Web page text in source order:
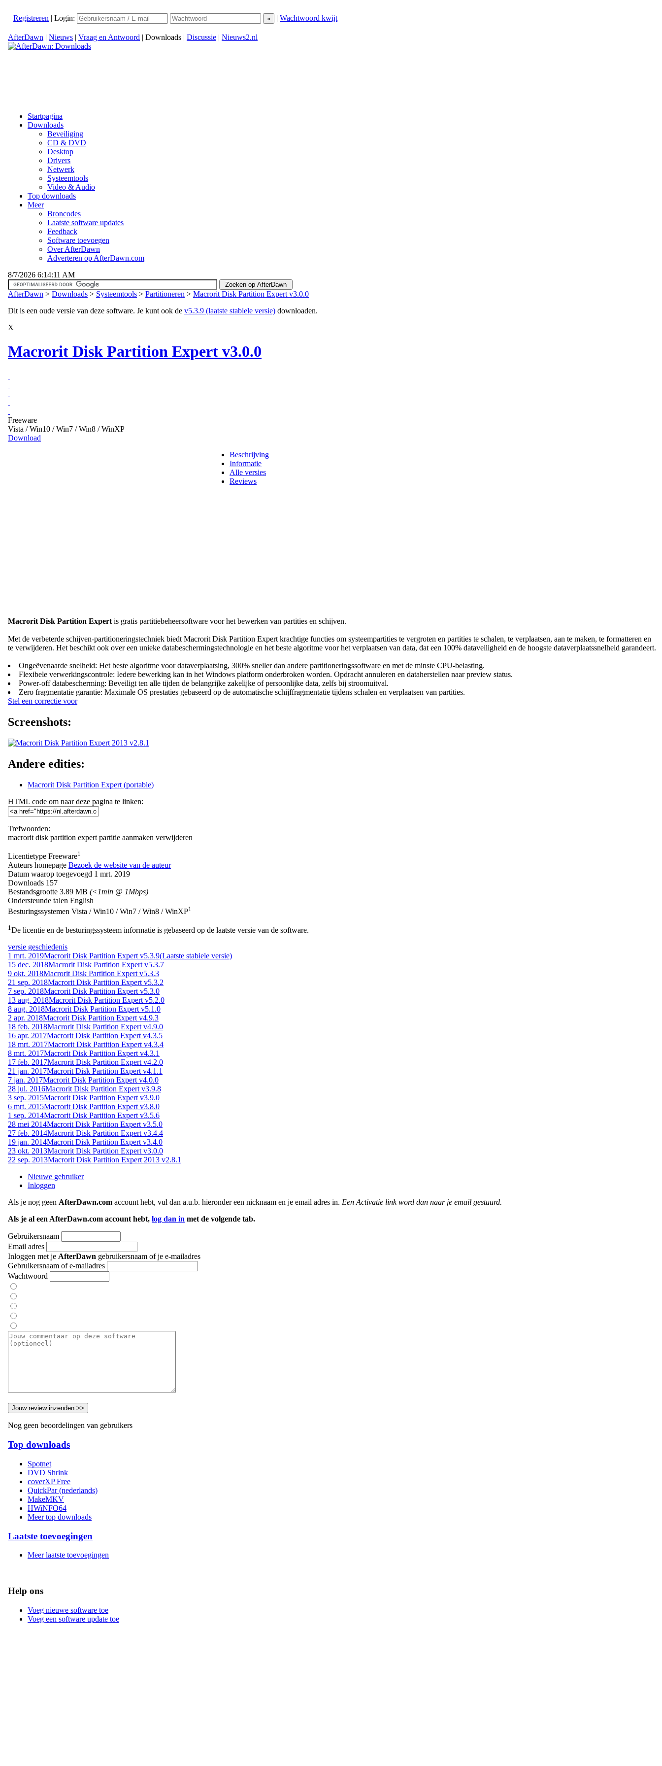
Registreren | Login: | Wachtwoord kwijt
AfterDawn | Nieuws | Vraag en Antwoord | Downloads | Discussie | Nieuws2.nl
Startpagina
Downloads
Beveiliging
CD & DVD
Desktop
Drivers
Netwerk
Systeemtools
Video & Audio
Top downloads
Meer
Broncodes
Laatste software updates
Feedback
Software toevoegen
Over AfterDawn
Adverteren op AfterDawn.com
8/7/2026 6:14:11 AM
AfterDawn > Downloads > Systeemtools > Partitioneren > Macrorit Disk Partition Expert v3.0.0
Dit is een oude versie van deze software. Je kunt ook de v5.3.9 (laatste stabiele versie) downloaden.
X
Macrorit Disk Partition Expert v3.0.0
Freeware
Vista / Win10 / Win7 / Win8 / WinXP
Download
Beschrijving
Informatie
Alle versies
Reviews
Macrorit Disk Partition Expert is gratis partitiebeheersoftware voor het bewerken van partities en schijven.
Met de verbeterde schijven-partitioneringstechniek biedt Macrorit Disk Partition Expert krachtige functies om systeempartities te vergroten en partities te schalen, te verplaatsen, aan te maken, te formatteren en
te verwijderen. Het beschikt ook over een unieke databeschermingstechnologie en het beste algoritme voor het verplaatsen van data, dat een 100% dataveiligheid en de hoogste dataverplaatssnelheid garandeert.
Ongeëvenaarde snelheid: Het beste algoritme voor dataverplaatsing, 300% sneller dan andere partitioneringssoftware en met de minste CPU-belasting.
Flexibele verwerkingscontrole: Iedere bewerking kan in het Windows platform onderbroken worden. Opdracht annuleren en dataherstellen naar preview status.
Power-off databescherming: Beveiligt ten alle tijden de belangrijke zakelijke of persoonlijke data, zelfs bij stroomuitval.
Zero fragmentatie garantie: Maximale OS prestaties gebaseerd op de automatische schijffragmentatie tijdens schalen en verplaatsen van partities.
Stel een correctie voor
Screenshots:
Andere edities:
Macrorit Disk Partition Expert (portable)
HTML code om naar deze pagina te linken:
Trefwoorden:
macrorit disk partition expert partitie aanmaken verwijderen
Licentietype Freeware1
Auteurs homepage Bezoek de website van de auteur
Datum waarop toegevoegd 1 mrt. 2019
Downloads 157
Bestandsgrootte 3.89 MB (<1min @ 1Mbps)
Ondersteunde talen English
Besturingssystemen Vista / Win10 / Win7 / Win8 / WinXP1
1De licentie en de besturingssysteem informatie is gebaseerd op de laatste versie van de software.
versie geschiedenis
1 mrt. 2019Macrorit Disk Partition Expert v5.3.9(Laatste stabiele versie)
15 dec. 2018Macrorit Disk Partition Expert v5.3.7
9 okt. 2018Macrorit Disk Partition Expert v5.3.3
21 sep. 2018Macrorit Disk Partition Expert v5.3.2
7 sep. 2018Macrorit Disk Partition Expert v5.3.0
13 aug. 2018Macrorit Disk Partition Expert v5.2.0
8 aug. 2018Macrorit Disk Partition Expert v5.1.0
2 apr. 2018Macrorit Disk Partition Expert v4.9.3
18 feb. 2018Macrorit Disk Partition Expert v4.9.0
16 apr. 2017Macrorit Disk Partition Expert v4.3.5
18 mrt. 2017Macrorit Disk Partition Expert v4.3.4
8 mrt. 2017Macrorit Disk Partition Expert v4.3.1
17 feb. 2017Macrorit Disk Partition Expert v4.2.0
21 jan. 2017Macrorit Disk Partition Expert v4.1.1
7 jan. 2017Macrorit Disk Partition Expert v4.0.0
28 jul. 2016Macrorit Disk Partition Expert v3.9.8
3 sep. 2015Macrorit Disk Partition Expert v3.9.0
6 mrt. 2015Macrorit Disk Partition Expert v3.8.0
1 sep. 2014Macrorit Disk Partition Expert v3.5.6
28 mei 2014Macrorit Disk Partition Expert v3.5.0
27 feb. 2014Macrorit Disk Partition Expert v3.4.4
19 jan. 2014Macrorit Disk Partition Expert v3.4.0
23 okt. 2013Macrorit Disk Partition Expert v3.0.0
22 sep. 2013Macrorit Disk Partition Expert 2013 v2.8.1
Nieuwe gebruiker
Inloggen
Als je nog geen AfterDawn.com account hebt, vul dan a.u.b. hieronder een nicknaam en je email adres in. Een Activatie link word dan naar je email gestuurd.
Als je al een AfterDawn.com account hebt, log dan in met de volgende tab.
Gebruikersnaam
Email adres
Inloggen met je AfterDawn gebruikersnaam of je e-mailadres
Gebruikersnaam of e-mailadres
Wachtwoord
Nog geen beoordelingen van gebruikers
Top downloads
Spotnet
DVD Shrink
coverXP Free
QuickPar (nederlands)
MakeMKV
HWiNFO64
Meer top downloads
Laatste toevoegingen
Meer laatste toevoegingen
Help ons
Voeg nieuwe software toe
Voeg een software update toe